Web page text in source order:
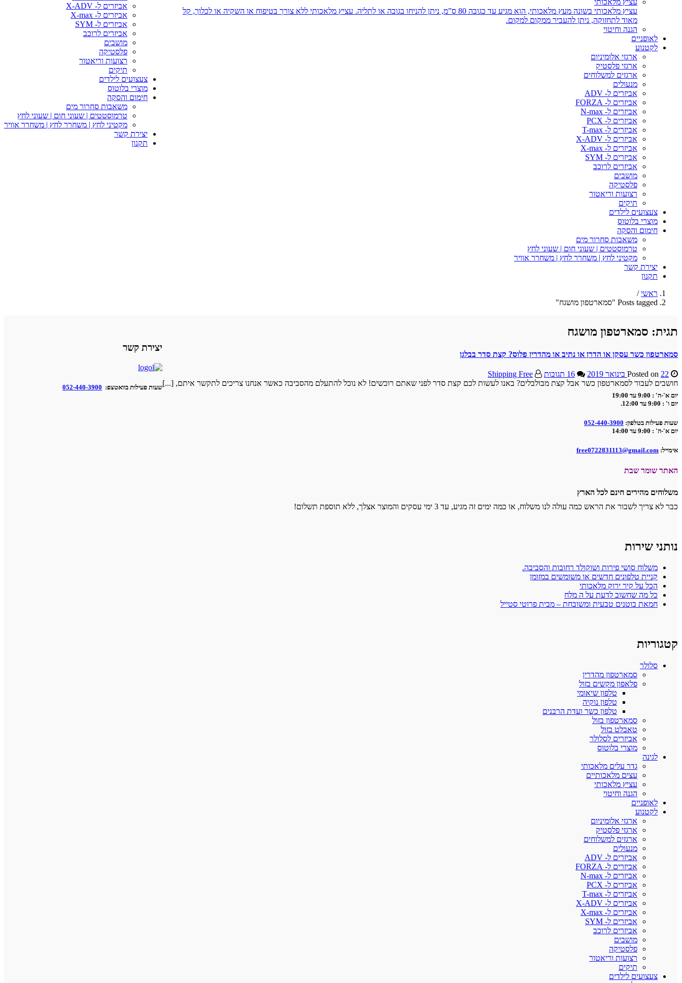
אביזרים ל- X-ADV
אביזרים ל- X-max
אביזרים ל- SYM
אביזרים לרוכב
מושבים
פלסטיקה
רצועות וריאטור
תיקים
צעצועים לילדים
מוצרי בלוטוס
חימום והסקה
משאבות סחרור מים
טרמוסטטים | שעוני חום | שעוני לחץ
מקטיני לחץ | משחרר לחץ | משחרר אוויר
יצירת קשר
תקנון
עציץ מלאכותי בשונה מעץ מלאכותי, הוא מגיע עד כגובה 80 ס”מ, ניתן להניחו בגובה או לתליה. עציץ מלאכותי ללא צורך בטיפוח או השקיה או לכלוך, קל
מאוד לתחזוקה, ניתן להעביר ממקום למקום.
הגנה וחיטוי
לאופניים
לקטנוע
ארגזי אלומיניום
ארגזי פלסטיק
ארגזים למשלוחים
מנעולים
אביזרים ל- ADV
אביזרים ל- FORZA
אביזרים ל- N-max
אביזרים ל- PCX
אביזרים ל- T-max
אביזרים ל- X-ADV
אביזרים ל- X-max
אביזרים ל- SYM
אביזרים לרוכב
מושבים
פלסטיקה
רצועות וריאטור
תיקים
צעצועים לילדים
מוצרי בלוטוס
חימום והסקה
משאבות סחרור מים
טרמוסטטים | שעוני חום | שעוני לחץ
מקטיני לחץ | משחרר לחץ | משחרר אוויר
יצירת קשר
תקנון
ראשי/
Posts tagged "סמארטפון מושגח"
תגית: סמארטפון מושגח
סמארטפון כשר עסקן או הדרן או נתיב או מהדרין פלוס? קצת סדר בבלגן
Posted on 22 בינואר 2019 16 תגובות
Shipping Free
חושבים לעבור לסמארטפון כשר אבל קצת מבולבלים? באנו לעשות לכם קצת סדר לפני שאתם רוכשים! לא נוכל להתעלם מהסביבה כאשר אנחנו צריכים לתקשר איתם, [...]
יצירת קשר
שעות פעילות בוואטצפ: 052-440-3900
יום א'-ה' : 9:00 עד 19:00
יום ו' : 9:00 עד 12:00.
שעות פעילות בטלפון: 052-440-3900
יום א'-ה' : 9:00 עד 14:00
אימייל: free0722831113@gmail.com
האתר שומר שבת
משלוחים מהירים חינם לכל הארץ
כבר לא צריך לשבור את הראש כמה עולה לנו משלוח, או כמה ימים זה מגיע, עד 3 ימי עסקים והמוצר אצלך, ללא תוספת תשלום!
נותני שירות
משלוח סושי פירות ושוקולד רחובות והסביבה.
קניית טלפונים חדשים או משומשים במזומן
הכל על קיר ירוק מלאכותי
כל מה שחשוב לדעת על ה מלח
חמאת בוטנים טבעית ומשובחת – מבית פרוטי סטייל
קטגוריות
סלולר
סמארטפון מהדרין
פלאפון מקשים בזול
טלפון שיאומי
טלפון נוקיה
טלפון כשר ועדת הרבנים
סמארטפון בזול
טאבלט בזול
אביזרים לסלולר
מוצרי בלוטוס
לגינה
גדר עלים מלאכותי
עצים מלאכותיים
עציץ מלאכותי
הגנה וחיטוי
לאופניים
לקטנוע
ארגזי אלומיניום
ארגזי פלסטיק
ארגזים למשלוחים
מנעולים
אביזרים ל- ADV
אביזרים ל- FORZA
אביזרים ל- N-max
אביזרים ל- PCX
אביזרים ל- T-max
אביזרים ל- X-ADV
אביזרים ל- X-max
אביזרים ל- SYM
אביזרים לרוכב
מושבים
פלסטיקה
רצועות וריאטור
תיקים
צעצועים לילדים